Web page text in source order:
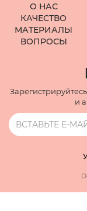
О НАС
КАЧЕСТВО
МАТЕРИАЛЫ
ВОПРОСЫ
и